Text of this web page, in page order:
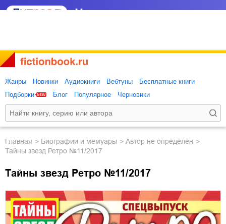
Жанры Новинки Аудиокниги Вебтуны
Бесплатные книги
Подборки
Блог Популярное Черновики
Главная биографии и мемуары
Автор не определен
Тайны звезд Ретро №11/2017
Тайны звезд Ретро №11/2017